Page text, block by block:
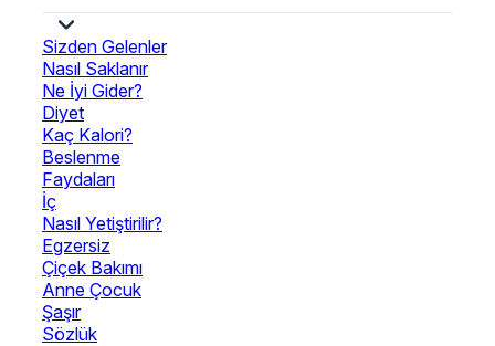
Sizden Gelenler
Nasıl Saklanır
Ne İyi Gider?
Diyet
Kaç Kalori?
Beslenme
Faydaları
İç
Nasıl Yetiştirilir?
Egzersiz
Çiçek Bakımı
Anne Çocuk
Şaşır
Sözlük